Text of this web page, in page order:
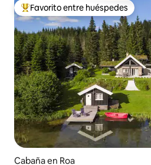
Favorito entre huéspedes preferido
Favorito entre huéspedes
Cabaña en Roa